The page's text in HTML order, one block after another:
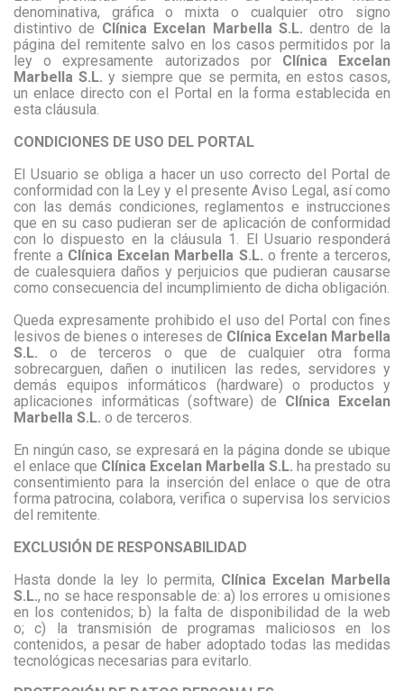
denominativa, gráfica o mixta o cualquier otro signo
distintivo de Clínica Excelan Marbella S.L.dentro de la
página del remitente salvo en los casos permitidos por la
ley o expresamente autorizados por Clínica Excelan
Marbella S.L.y siempre que se permita, en estos casos,
un enlace directo con el Portal en la forma establecida en
esta cláusula.
CONDICIONES DE USO DEL PORTAL
El Usuario se obliga a hacer un uso correcto del Portal de
conformidad con la Ley y el presente Aviso Legal, así como
con las demás condiciones, reglamentos e instrucciones
que en su caso pudieran ser de aplicación de conformidad
con lo dispuesto en la cláusula 1. El Usuario responderá
frente a Clínica Excelan Marbella S.L. o frente a terceros,
de cualesquiera daños y perjuicios que pudieran causarse
como consecuencia del incumplimiento de dicha obligación.
Queda expresamente prohibido el uso del Portal con fines
lesivos de bienes o intereses de Clínica Excelan Marbella
S.L.o de terceros o que de cualquier otra forma
sobrecarguen, dañen o inutilicen las redes, servidores y
demás equipos informáticos (hardware) o productos y
aplicaciones informáticas (software) de Clínica Excelan
Marbella S.L. o de terceros.
En ningún caso, se expresará en la página donde se ubique
el enlace que Clínica Excelan Marbella S.L. ha prestado su
consentimiento para la inserción del enlace o que de otra
forma patrocina, colabora, verifica o supervisa los servicios
del remitente.
EXCLUSIÓN DE RESPONSABILIDAD
Hasta donde la ley lo permita, Clínica Excelan Marbella
S.L., no se hace responsable de: a) los errores u omisiones
en los contenidos;b) la falta de disponibilidad de la web
o;c) la transmisión de programas maliciosos en los
contenidos, a pesar de haber adoptado todas las medidas
tecnológicas necesarias para evitarlo.